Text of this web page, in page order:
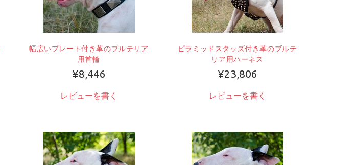
幅広いプレート付き革のブルテリア
用首輪
¥8,446
レビューを書く
ピラミッドスタッズ付き革のブルテ
リア用ハーネス
¥23,806
レビューを書く